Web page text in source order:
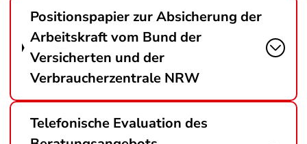
Positionspapier zur Absicherung der
Arbeitskraft vom Bund der
Versicherten und der
Verbraucherzentrale NRW
Telefonische Evaluation des